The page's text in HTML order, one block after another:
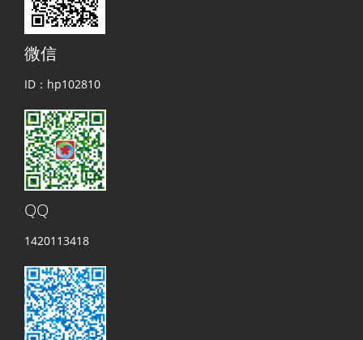
微信
ID：hp102810
QQ
1420113418